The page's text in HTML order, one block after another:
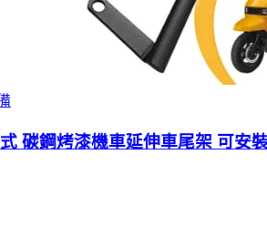
碳鋼烤漆機車延伸車尾架 可安